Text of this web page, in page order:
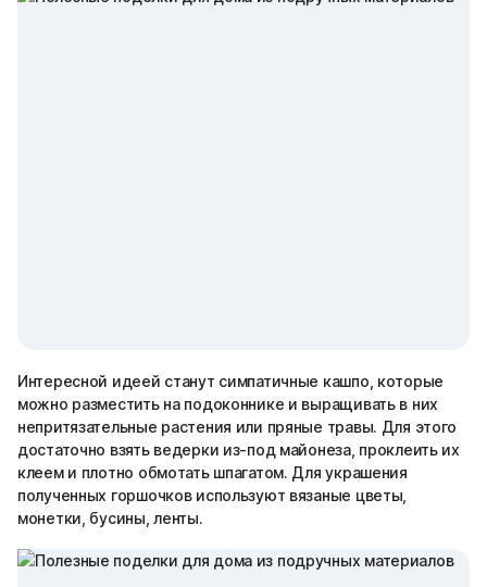
Интересной идеей станут симпатичные кашпо, которые
можно разместить на подоконнике и выращивать в них
непритязательные растения или пряные травы. Для этого
достаточно взять ведерки из-под майонеза, проклеить их
клеем и плотно обмотать шпагатом. Для украшения
полученных горшочков используют вязаные цветы,
монетки, бусины, ленты.